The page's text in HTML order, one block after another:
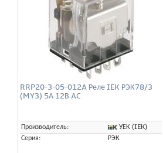
RRP20-3-05-012A Реле IEK РЭК78/3
(MY3) 5А 12В AC
Производитель:
УЕК (IEK)
Серия:
РЭК